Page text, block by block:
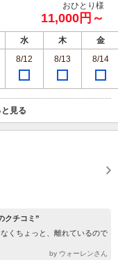
おひとり様
11,000円～
水 木
金
8/12 8/13 8/14
見る
クチコミ”
くちょっと、離れているので
by ウォーレンさん